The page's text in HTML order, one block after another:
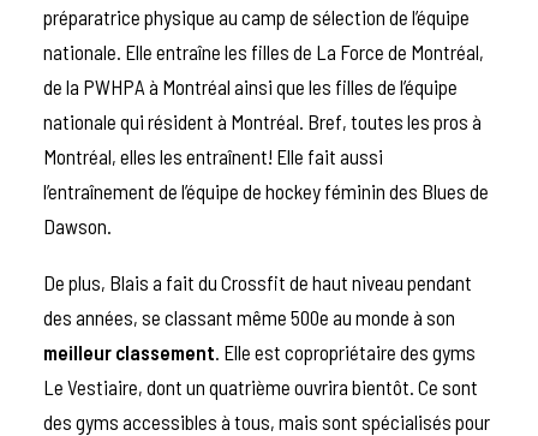
préparatrice physique au camp de sélection de l’équipe
nationale. Elle entraîne les filles de La Force de Montréal,
de la PWHPA à Montréal ainsi que les filles de l’équipe
nationale qui résident à Montréal. Bref, toutes les pros à
Montréal, elles les entraînent! Elle fait aussi
l’entraînement de l’équipe de hockey féminin des Blues de
Dawson.
De plus, Blais a fait du Crossfit de haut niveau pendant
des années, se classant même 500e au monde à son
meilleur classement. Elle est copropriétaire des gyms
Le Vestiaire, dont un quatrième ouvrira bientôt. Ce sont
des gyms accessibles à tous, mais sont spécialisés pour